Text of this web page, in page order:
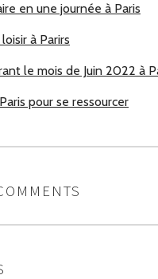
en une journée à Paris
à Parirs
le mois de Juin 2022 à
pour se ressourcer